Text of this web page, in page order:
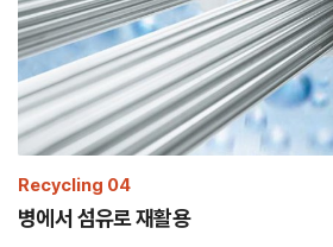
Recycling 04
병에서 섬유로 재활용